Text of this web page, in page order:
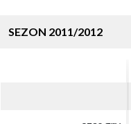
SEZON 2011/2012